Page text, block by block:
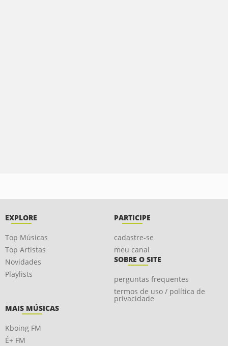
EXPLORE
Top Músicas
Top Artistas
Novidades
Playlists
PARTICIPE
cadastre-se
meu canal
SOBRE O SITE
perguntas frequentes
termos de uso / política de
privacidade
MAIS MÚSICAS
Kboing FM
É+ FM